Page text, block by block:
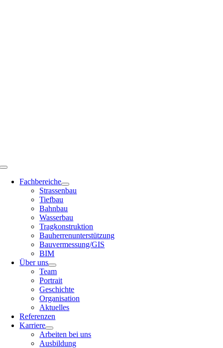
Toggle
NavigationFachbereiche
Strassenbau
Tiefbau
Bahnbau
Wasserbau
Tragkonstruktion
Bauherrenunterstützung
Bauvermessung/GIS
BIM
Über uns
Team
Portrait
Geschichte
Organisation
Aktuelles
Referenzen
Karriere
Arbeiten bei uns
Ausbildung